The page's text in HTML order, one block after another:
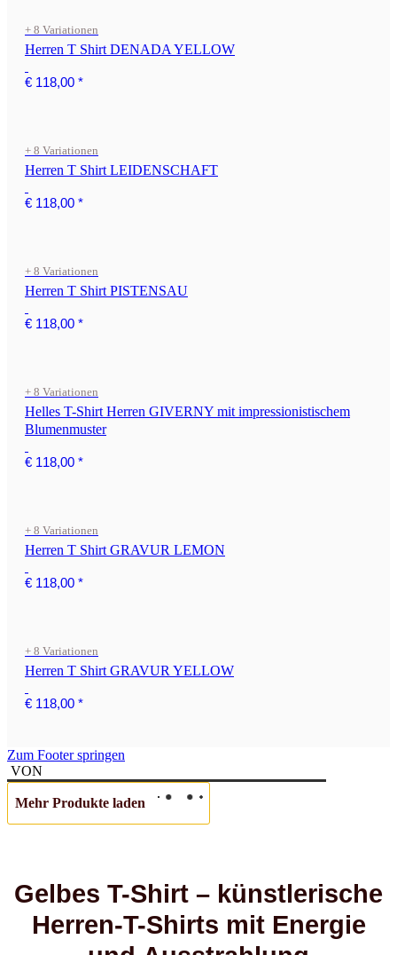
+ 8 Variationen
Herren T Shirt DENADA YELLOW
€ 118,00 *
+ 8 Variationen
Herren T Shirt LEIDENSCHAFT
€ 118,00 *
+ 8 Variationen
Herren T Shirt PISTENSAU
€ 118,00 *
+ 8 Variationen
Helles T-Shirt Herren GIVERNY mit impressionistischem
Blumenmuster
€ 118,00 *
+ 8 Variationen
Herren T Shirt GRAVUR LEMON
€ 118,00 *
+ 8 Variationen
Herren T Shirt GRAVUR YELLOW
€ 118,00 *
Zum Footer springen
VON
Mehr Produkte laden
Gelbes T-Shirt – künstlerische
Herren-T-Shirts mit Energie